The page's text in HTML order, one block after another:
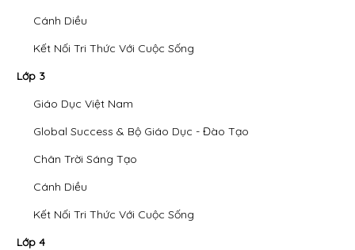
Cánh Diều
Kết Nối Tri Thức Với Cuộc Sống
Lớp 3
Giáo Dục Việt Nam
Global Success & Bộ Giáo Dục - Đào Tạo
Chân Trời Sáng Tạo
Cánh Diều
Kết Nối Tri Thức Với Cuộc Sống
Lớp 4